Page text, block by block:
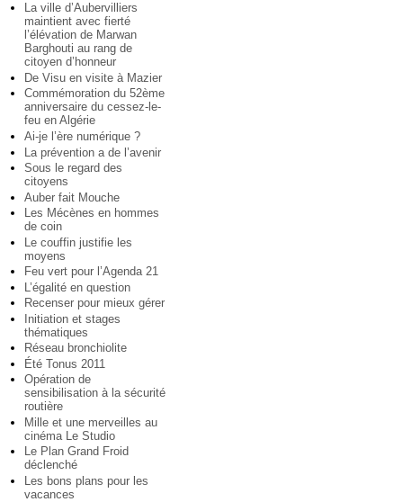
La ville d’Aubervilliers
maintient avec fierté
l’élévation de Marwan
Barghouti au rang de
citoyen d’honneur
De Visu en visite à Mazier
Commémoration du 52ème
anniversaire du cessez-le-
feu en Algérie
Ai-je l’ère numérique ?
La prévention a de l’avenir
Sous le regard des
citoyens
Auber fait Mouche
Les Mécènes en hommes
de coin
Le couffin justifie les
moyens
Feu vert pour l’Agenda 21
L’égalité en question
Recenser pour mieux gérer
Initiation et stages
thématiques
Réseau bronchiolite
Été Tonus 2011
Opération de
sensibilisation à la sécurité
routière
Mille et une merveilles au
cinéma Le Studio
Le Plan Grand Froid
déclenché
Les bons plans pour les
vacances